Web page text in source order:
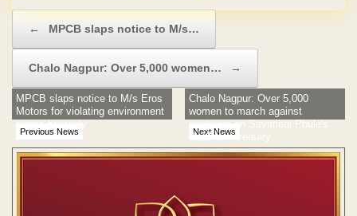
← MPCB slaps notice to M/s…
Chalo Nagpur: Over 5,000 women… →
Previous News
MPCB slaps notice to M/s Eros
Motors for violating environment
norms brazenly
Next News
Chalo Nagpur: Over 5,000
women to march against
casteism on Savitribai Phule's
death anniversary